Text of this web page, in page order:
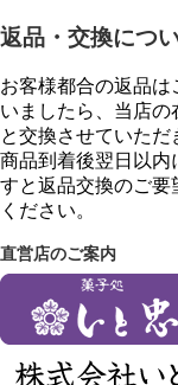
返品・交換につ
お客様都合の返品
いましたら、当店
と交換させていただ
商品到着後翌日以内
すと返品交換のご要
ください。
直営店のご案内